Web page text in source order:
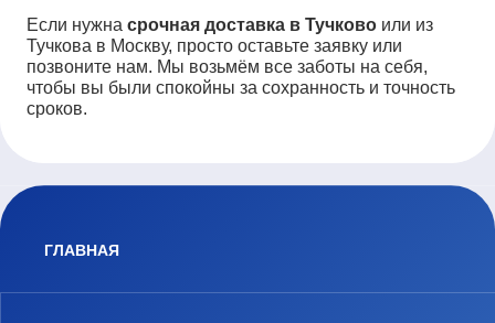
Если нужна срочная доставка в Тучково или из
Тучкова в Москву, просто оставьте заявку или
позвоните нам. Мы возьмём все заботы на себя,
чтобы вы были спокойны за сохранность и точность
сроков.
ГЛАВНАЯ